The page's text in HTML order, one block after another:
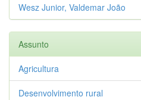
Wesz Junior, Valdemar João
Assunto
Agricultura
Desenvolvimento rural